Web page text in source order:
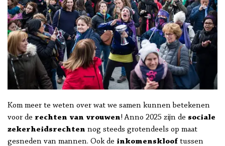
Kom meer te weten over wat we samen kunnen betekenen
voor de rechten van vrouwen! Anno 2025 zijn de sociale
zekerheidsrechten nog steeds grotendeels op maat
gesneden van mannen. Ook de inkomenskloof tussen